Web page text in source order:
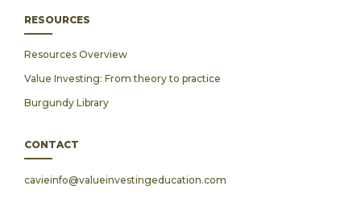
RESOURCES
Resources Overview
Value Investing: From theory to practice
Burgundy Library
CONTACT
cavieinfo@valueinvestingeducation.com